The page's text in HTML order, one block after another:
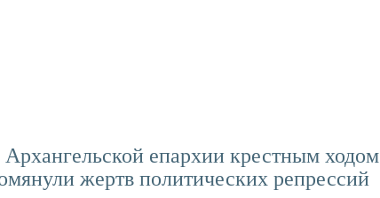
епархии крестным ходом
жертв политических репрессий